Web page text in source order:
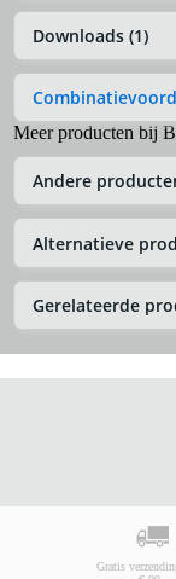
Downloads (1)
Meer producten bij
Andere
Alternatieve
Gerelateerde
Gratis